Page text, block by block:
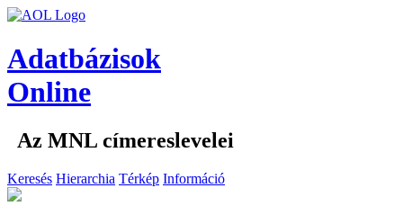
Adatbázisok
Online
Az MNL címereslevelei
Keresés Hierarchia Térkép Információ